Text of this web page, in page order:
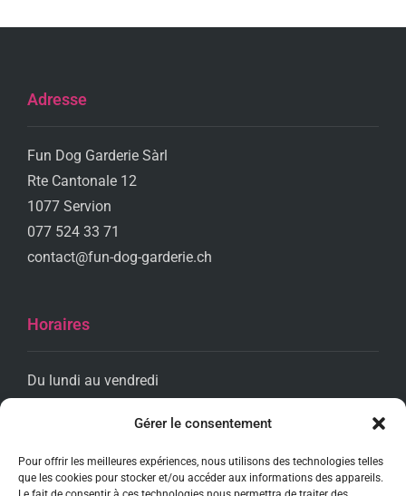
Gérer le consentement
Pour offrir les meilleures expériences, nous utilisons des technologies telles
que les cookies pour stocker et/ou accéder aux informations des appareils.
Adresse
Fun Dog Garderie Sàrl
Rte Cantonale 12
1077 Servion
077 524 33 71
contact@fun-dog-garderie.ch
Horaires
Du lundi au vendredi
Réseaux sociaux